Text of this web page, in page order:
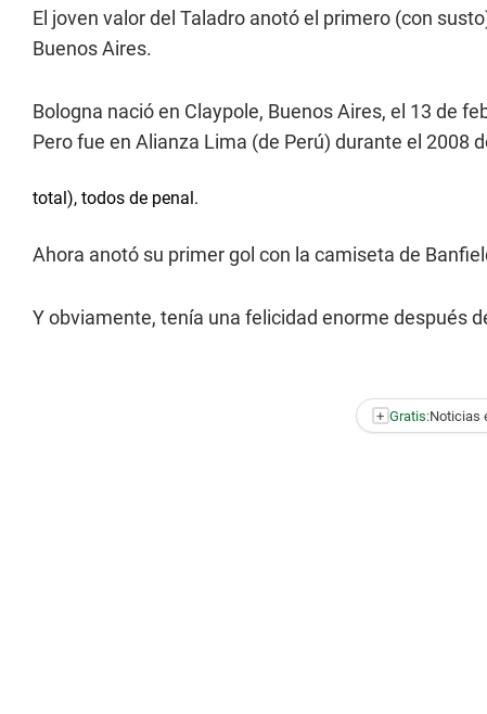
El joven valor del Taladro anotó el primero (con
Buenos Aires.
Bologna nació en Claypole, Buenos Aires, el 13 de
Pero fue en Alianza Lima (de Perú) durante el 2008
total), todos de penal.
Ahora anotó su primer gol con la camiseta de
Y obviamente, tenía una felicidad enorme después
+ Gratis:Noticias